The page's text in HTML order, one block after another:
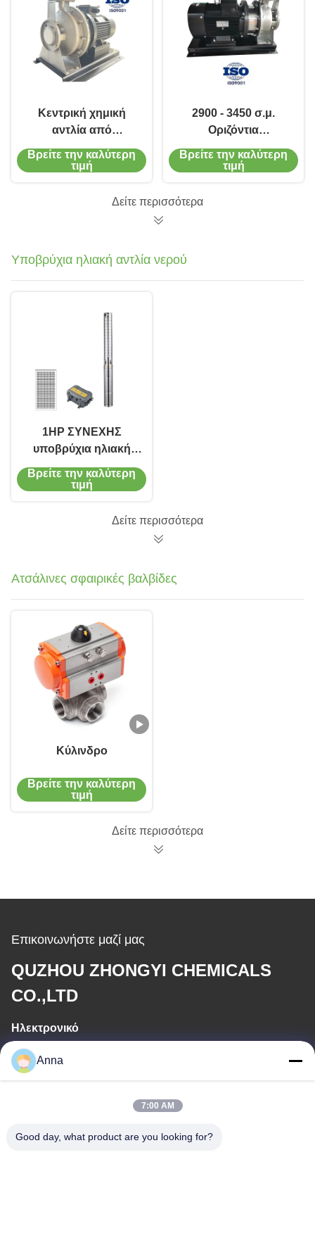
Κεντρική χημική
αντλία από
ανοξείδωτο χάλυβα
με ροή 6,5 - 160 M3/h
Βρείτε την καλύτερη
τιμή
2900 - 3450 σ.μ.
Οριζόντια
μονοστασιακή
φυγοκεντρική αντλία
Βρείτε την καλύτερη
τιμή
Δείτε περισσότερα
Υποβρύχια ηλιακή αντλία νερού
1HP ΣΥΝΕΧΗΣ
υποβρύχια ηλιακή
υδραντλία 3
υδραντλία άρδευσης
γεωτρήσεων» 4»
Βρείτε την καλύτερη
τιμή
Δείτε περισσότερα
Ατσάλινες σφαιρικές βαλβίδες
Κύλινδρο
Βρείτε την καλύτερη
τιμή
Δείτε περισσότερα
Επικοινωνήστε μαζί μας
QUZHOU ZHONGYI CHEMICALS
CO.,LTD
Ηλεκτρονικό
wfmbeide@163.com
Η διεύθυνσή μας
Anna
7:00 AM
Good day, what product are you looking for?